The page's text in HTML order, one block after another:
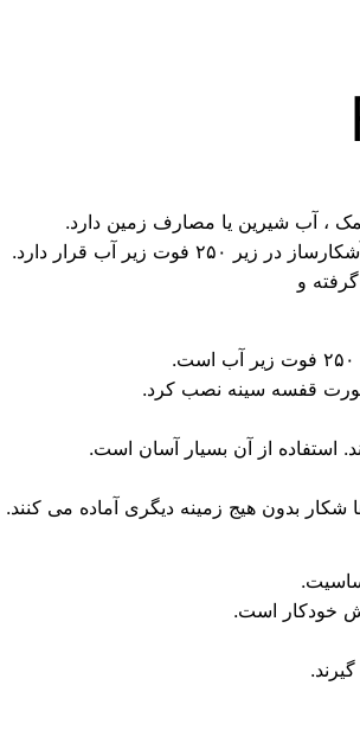
بدون هیج زمینه دیگری آماده می کنند.